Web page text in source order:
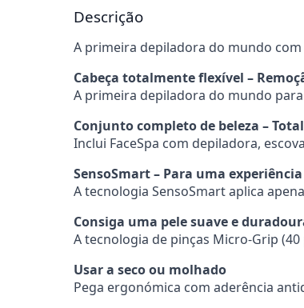
Descrição
A primeira depiladora do mundo
Cabeça totalmente flexível –
A primeira depiladora do mundo
Conjunto completo de beleza –
Inclui FaceSpa com depiladora,
SensoSmart – Para uma
A tecnologia SensoSmart aplica
Consiga uma pele suave e
A tecnologia de pinças Micro-Grip
Usar a seco ou molhado
Pega ergonómica com aderência